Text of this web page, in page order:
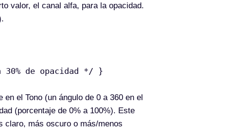
valor, el canal alfa, para la opacidad.
de opacidad */ }
en el Tono (un ángulo de 0 a 360 en el
(porcentaje de 0% a 100%). Este
claro, más oscuro o más/menos